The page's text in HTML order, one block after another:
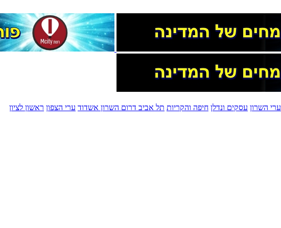
ערי השרון עסקים ונדלן חיפה והקריות תל אביב דרום השרון אשדוד ערי הצפון ראשון לציון